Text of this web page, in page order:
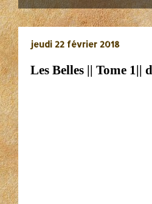
jeudi 22 février 2018
Les Belles || Tome 1||